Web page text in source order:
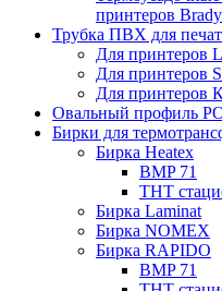
принтеров
Трубка ПВХ для
Для принтеров
Для принтеров
Для принтеров
Овальный профиль
Бирки для
Бирка Heatex
BMP 71
THT
Бирка Laminat
Бирка NOMEX
Бирка RAPIDO
BMP 71